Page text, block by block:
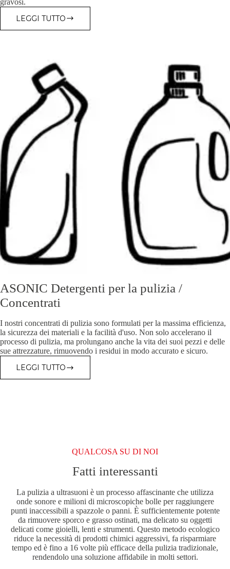
gravosi.
LEGGI TUTTODIMENSIONI
DEL
CESTELLO
DEI
PRODOTTI
ASONIC
PRO
MED
ASONIC Detergenti per la pulizia /
Concentrati
I nostri concentrati di pulizia sono formulati per la massima efficienza,
la sicurezza dei materiali e la facilità d'uso. Non solo accelerano il
processo di pulizia, ma prolungano anche la vita dei suoi pezzi e delle
sue attrezzature, rimuovendo i residui in modo accurato e sicuro.
LEGGI TUTTO
ASONIC
DETERGENTI
QUALCOSA SU DI NOI
Fatti interessanti
La pulizia a ultrasuoni è un processo affascinante che utilizza
onde sonore e milioni di microscopiche bolle per raggiungere
punti inaccessibili a spazzole o panni. È sufficientemente potente
da rimuovere sporco e grasso ostinati, ma delicato su oggetti
delicati come gioielli, lenti e strumenti. Questo metodo ecologico
riduce la necessità di prodotti chimici aggressivi, fa risparmiare
tempo ed è fino a 16 volte più efficace della pulizia tradizionale,
rendendolo una soluzione affidabile in molti settori.